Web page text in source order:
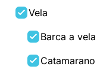
Vela
Barca a vela
Catamarano